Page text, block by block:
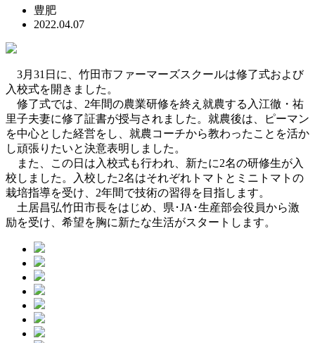
豊肥
2022.04.07
3月31日に、竹田市ファーマーズスクールは修了式および
入校式を開きました。
修了式では、2年間の農業研修を終え就農する入江徹・祐
里子夫妻に修了証書が授与されました。就農後は、ピーマン
を中心とした経営をし、就農コーチから教わったことを活か
し頑張りたいと決意表明しました。
また、この日は入校式も行われ、新たに2名の研修生が入
校しました。入校した2名はそれぞれトマトとミニトマトの
栽培指導を受け、2年間で技術の習得を目指します。
土居昌弘竹田市長をはじめ、県･JA･生産部会役員から激
励を受け、希望を胸に新たな生活がスタートします。